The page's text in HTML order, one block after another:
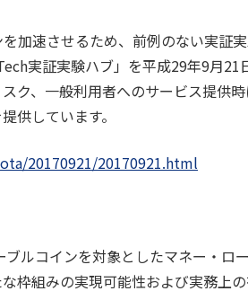
加速させるため、前例のない実証
実証実験ハブ」を平成29年9月21
ク、一般利用者へのサービス提供
供しています。
20170921/20170921.html
ルコインを対象としたマネー・ロ
枠組みの実現可能性および実務上の